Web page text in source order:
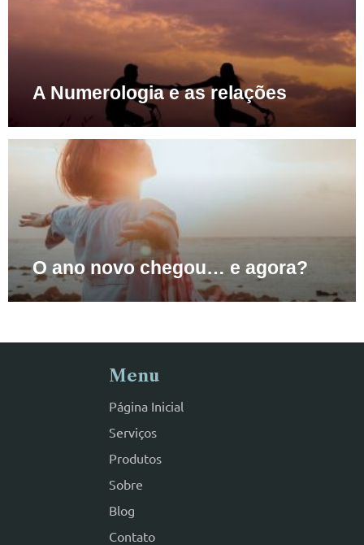
A Numerologia e as relações
O ano novo chegou… e agora?
Menu
Página Inicial
Serviços
Produtos
Sobre
Blog
Contato